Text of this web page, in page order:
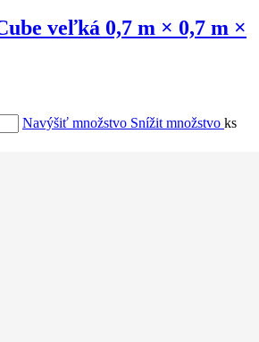
veľká 0,7 m × 0,7 m ×
Navýšiť množstvo Snížit množstvo ks